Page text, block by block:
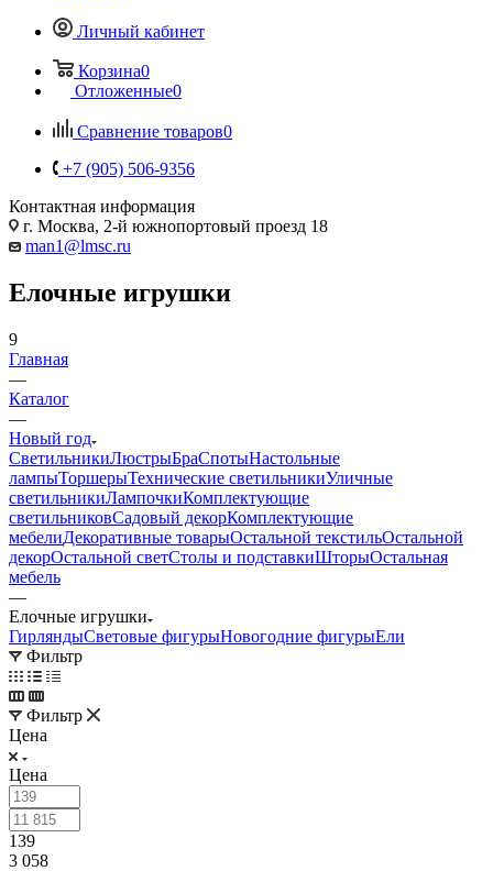
Личный кабинет
Корзина0
Отложенные0
Сравнение товаров0
+7 (905) 506-9356
Контактная информация
г. Москва, 2-й южнопортовый проезд 18
man1@lmsc.ru
Елочные игрушки
9
Главная
—
Каталог
—
Новый год
СветильникиЛюстрыБраСпотыНастольные
лампыТоршерыТехнические светильникиУличные
светильникиЛампочкиКомплектующие
светильниковСадовый декорКомплектующие
мебелиДекоративные товарыОстальной текстильОстальной
декорОстальной светСтолы и подставкиШторыОстальная
мебель
—
Елочные игрушки
ГирляндыСветовые фигурыНовогодние фигурыЕли
Фильтр
Фильтр
Цена
Цена
139
3 058